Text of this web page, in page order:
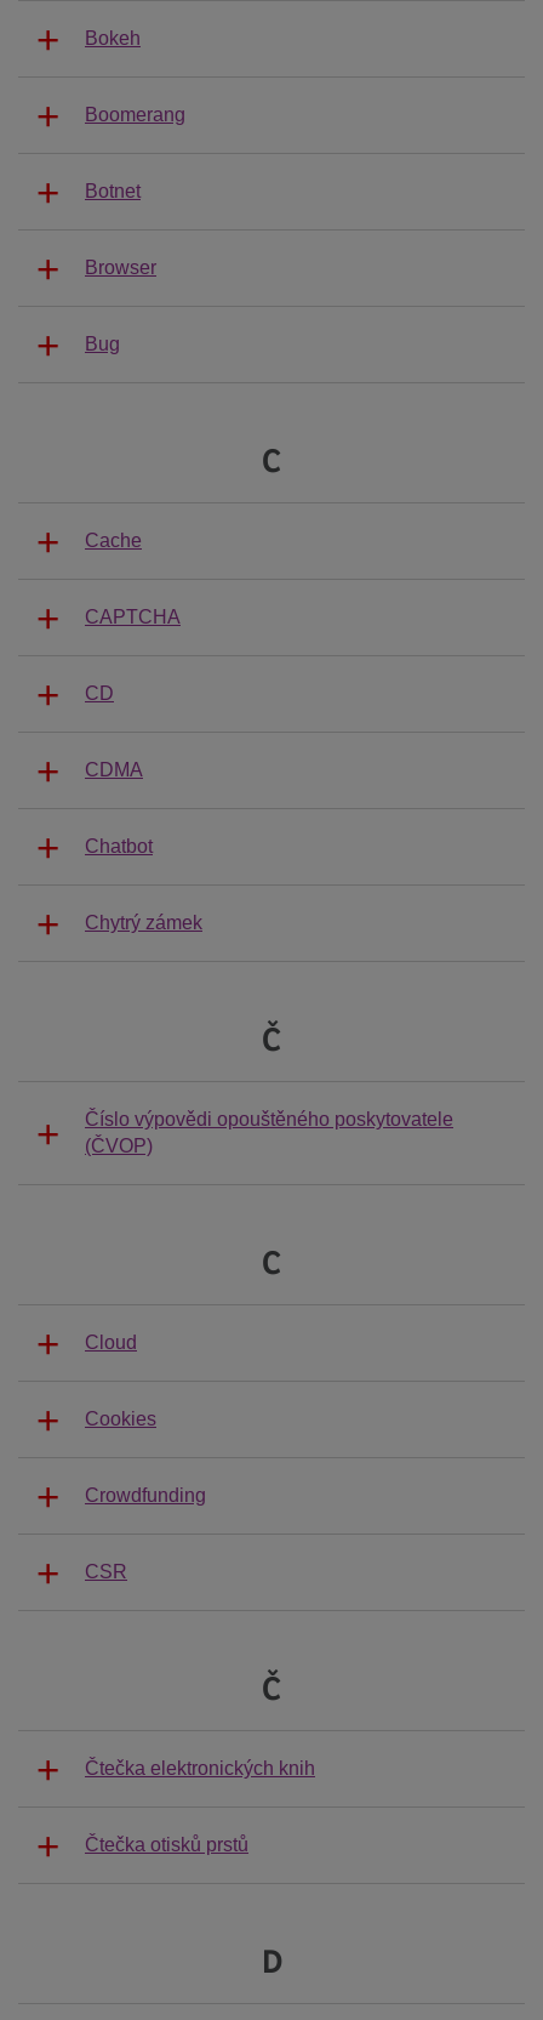
Bokeh
Boomerang
Botnet
Browser
Bug
C
Cache
CAPTCHA
CD
CDMA
Chatbot
Chytrý zámek
Č
Číslo výpovědi opouštěného poskytovatele
(ČVOP)
C
Cloud
Cookies
Crowdfunding
CSR
Č
Čtečka elektronických knih
Čtečka otisků prstů
D